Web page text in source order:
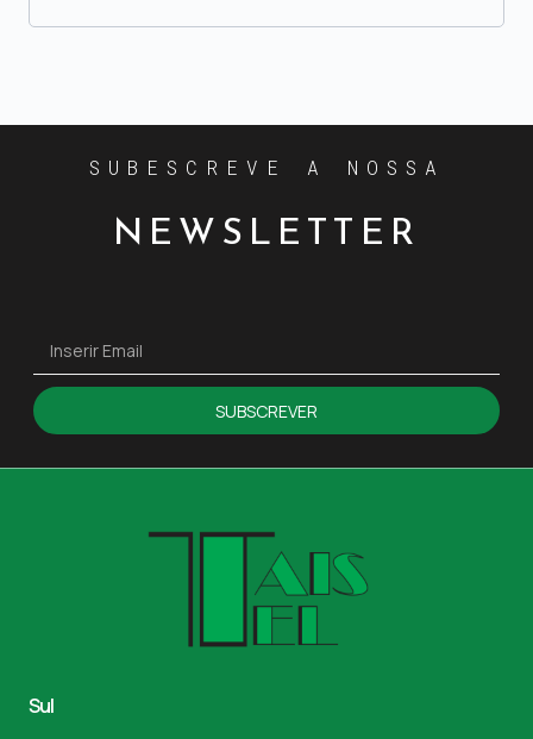
SUBESCREVE A NOSSA
NEWSLETTER
SUBSCREVER
Sul